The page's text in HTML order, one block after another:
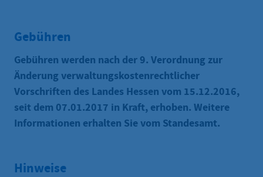
Gebühren
Gebühren werden nach der 9. Verordnung zur
Änderung verwaltungskostenrechtlicher
Vorschriften des Landes Hessen vom 15.12.2016,
seit dem 07.01.2017 in Kraft, erhoben. Weitere
Informationen erhalten Sie vom Standesamt.
Hinweise